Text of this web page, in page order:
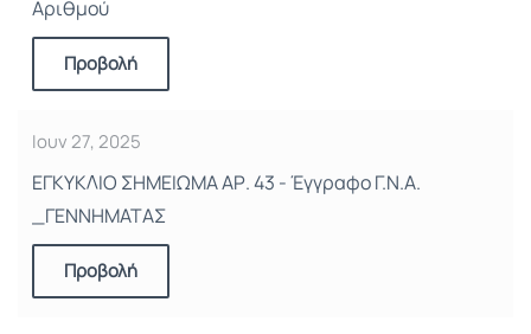
Αριθμού
Προβολή
Ιουν 27, 2025
ΕΓΚΥΚΛΙΟ ΣΗΜΕΙΩΜΑ ΑΡ. 43 - Έγγραφο Γ.Ν.Α.
_ΓΕΝΝΗΜΑΤΑΣ
Προβολή